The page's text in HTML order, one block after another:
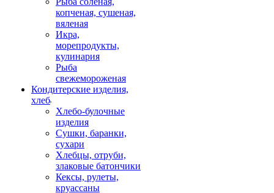
копченая, сушеная,
вяленая
Икра,
морепродукты,
кулинария
Рыба
свежемороженая
Кондитерские изделия,
хлеб
Хлебо-булочные
изделия
Сушки, баранки,
сухари
Хлебцы, отруби,
злаковые батончики
Кексы, рулеты,
круассаны